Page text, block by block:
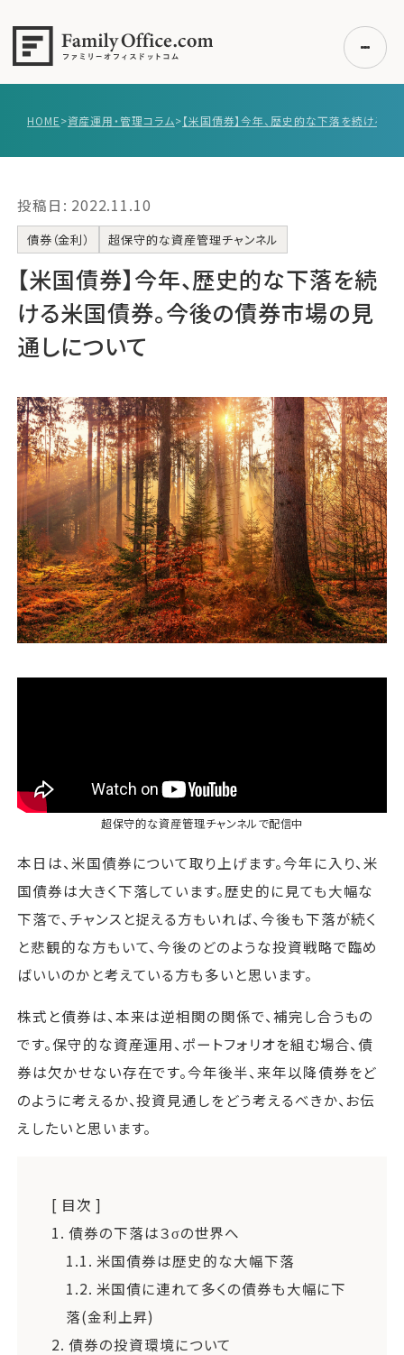
事例紹介
エキスパート一覧
無料講座
コラム
利用者の声
運営会社
ファミリーオフィスとは
関連書籍
メールマガジン登録
よくある質問
HOME>資産運用・管理コラム>
投稿日: 2022.11.10
債券（金利） 超保守的な資産管理チャンネル
【米国債券】今年、歴史的な下落を続
ける米国債券。今後の債券市場の見
通しについて
超保守的な資産管理チャンネルで配信中
本日は、米国債券について取り上げます。今年に入り、米
国債券は大きく下落しています。歴史的に見ても大幅な
下落で、チャンスと捉える方もいれば、今後も下落が続く
と悲観的な方もいて、今後のどのような投資戦略で臨め
ばいいのかと考えている方も多いと思います。
株式と債券は、本来は逆相関の関係で、補完し合うもの
です。保守的な資産運用、ポートフォリオを組む場合、債
券は欠かせない存在です。今年後半、来年以降債券をど
のように考えるか、投資見通しをどう考えるべきか、お伝
えしたいと思います。
[ 目次 ]
1. 債券の下落は３σの世界へ
1.1. 米国債券は歴史的な大幅下落
1.2. 米国債に連れて多くの債券も大幅に下
落(金利上昇)
2. 債券の投資環境について